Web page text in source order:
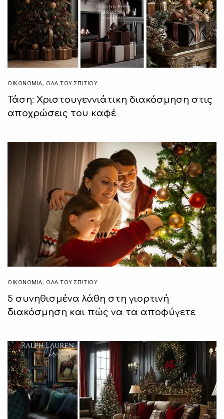
ΟΙΚΟΝΟΜΙΑ, ΌΛΑ ΤΟΥ ΣΠΙΤΙΟΥ
Τάση: Χριστουγεννιάτικη διακόσμηση στις
αποχρώσεις του καφέ
ΟΙΚΟΝΟΜΙΑ, ΌΛΑ ΤΟΥ ΣΠΙΤΙΟΥ
5 συνηθισμένα λάθη στη γιορτινή
διακόσμηση και πώς να τα αποφύγετε